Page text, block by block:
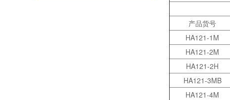
产品货号
HA121-1M
HA121-2M
HA121-2H
HA121-3MB
HA121-4M